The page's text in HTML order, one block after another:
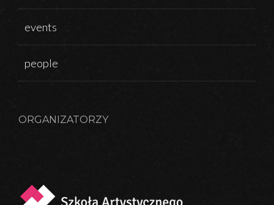
events
people
ORGANIZATORZY